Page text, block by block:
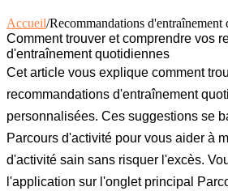
Accueil/Recommandations d'entraînement
Comment trouver et comprendre vos
d'entraînement quotidiennes
Cet article vous explique comment
recommandations d'entraînement
personnalisées. Ces suggestions se
Parcours d'activité pour vous aider à
d'activité sain sans risquer l'excès.
l'application sur l'onglet principal